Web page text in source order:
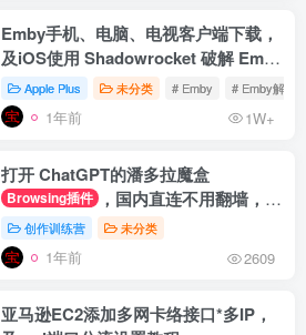
Emby手机、电脑、电视客户端下载，
及iOS使用 Shadowrocket 破解 Emby
Premiere 教程
Apple Plus 未分类 # Emby # Emby解锁
1年前 1W+
打开 ChatGPT的潘多拉魔盒
Browsing插件 ，国内直连不用翻墙，官
网登录带插件功能
创作训练营 未分类
1年前 2609
亚马逊EC2添加多网卡络接口*多IP，